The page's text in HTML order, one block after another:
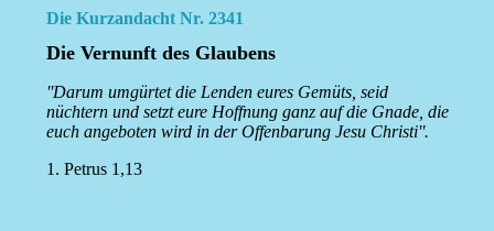
Die Kurzandacht Nr. 2341
Die Vernunft des Glaubens
''Darum umgürtet die Lenden eures Gemüts, seid
nüchtern und setzt eure Hoffnung ganz auf die Gnade, die
euch angeboten wird in der Offenbarung Jesu Christi''.
1. Petrus 1,13